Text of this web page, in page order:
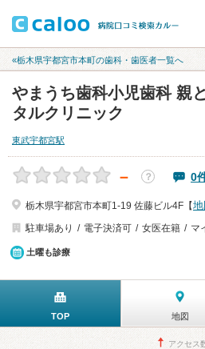
«栃木県宇都宮市本町の歯科・歯医者一覧へ
やまうち歯科小児歯科 親
タルクリニック
東武宇都宮駅
－ ？ 0
栃木県宇都宮市本町1-19 佐藤ビル4F【地
駐車場あり
電子決済可 女医在籍 マ
土曜も診療
TOP 地図
アクセ